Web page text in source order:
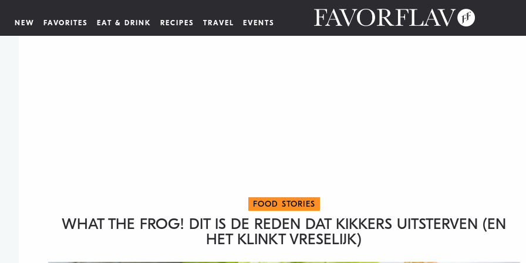
NEW FAVORITES EAT & DRINK RECIPES TRAVEL EVENTS
FOOD STORIES
WHAT THE FROG! DIT IS DE REDEN DAT KIKKERS UITSTERVEN (EN
HET KLINKT VRESELIJK)